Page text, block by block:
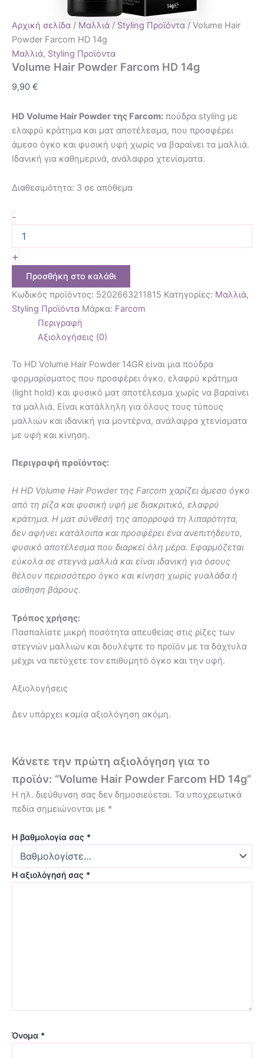
Αρχική σελίδα / Μαλλιά / Styling Προϊόντα / Volume Hair
Powder Farcom HD 14g
Μαλλιά, Styling Προϊόντα
Volume Hair Powder Farcom HD 14g
9,90 €
HD Volume Hair Powder της Farcom: πούδρα styling με
ελαφρύ κράτημα και ματ αποτέλεσμα, που προσφέρει
άμεσο όγκο και φυσική υφή χωρίς να βαραίνει τα μαλλιά.
Ιδανική για καθημερινά, ανάλαφρα χτενίσματα.
Διαθεσιμότητα: 3 σε απόθεμα
-
+
Προσθήκη στο καλάθι
Κωδικός προϊόντος: 5202663211815 Κατηγορίες: Μαλλιά,
Styling Προϊόντα Μάρκα: Farcom
Περιγραφή
Αξιολογήσεις (0)
Το HD Volume Hair Powder 14GR είναι μια πούδρα
φορμαρίσματος που προσφέρει όγκο, ελαφρύ κράτημα
(light hold) και φυσικό ματ αποτέλεσμα χωρίς να βαραίνει
τα μαλλιά. Είναι κατάλληλη για όλους τους τύπους
μαλλιών και ιδανική για μοντέρνα, ανάλαφρα χτενίσματα
με υφή και κίνηση.
Περιγραφή προϊόντος:
Η HD Volume Hair Powder της Farcom χαρίζει άμεσο όγκο
από τη ρίζα και φυσική υφή με διακριτικό, ελαφρύ
κράτημα. Η ματ σύνθεσή της απορροφά τη λιπαρότητα,
δεν αφήνει κατάλοιπα και προσφέρει ένα ανεπιτήδευτο,
φυσικό αποτέλεσμα που διαρκεί όλη μέρα. Εφαρμόζεται
εύκολα σε στεγνά μαλλιά και είναι ιδανική για όσους
θέλουν περισσότερο όγκο και κίνηση χωρίς γυαλάδα ή
αίσθηση βάρους.
Τρόπος χρήσης:
Πασπαλίστε μικρή ποσότητα απευθείας στις ρίζες των
στεγνών μαλλιών και δουλέψτε το προϊόν με τα δάχτυλα
μέχρι να πετύχετε τον επιθυμητό όγκο και την υφή.
Αξιολογήσεις
Δεν υπάρχει καμία αξιολόγηση ακόμη.
Κάνετε την πρώτη αξιολόγηση για το
προϊόν: “Volume Hair Powder Farcom HD 14g”
Η ηλ. διεύθυνση σας δεν δημοσιεύεται. Τα υποχρεωτικά
πεδία σημειώνονται με *
Η βαθμολογία σας *
Η αξιολόγησή σας *
Όνομα *